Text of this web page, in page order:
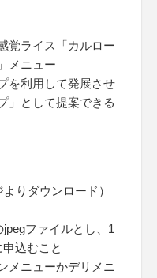
覚ライス「カルロー
メニュー
を利用して発展させ
」として提案できる
りダウンロード）
ファイルとし、1
込むこと
メニューかデリメニ